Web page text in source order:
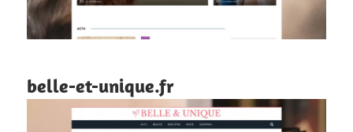
belle-et-unique.fr